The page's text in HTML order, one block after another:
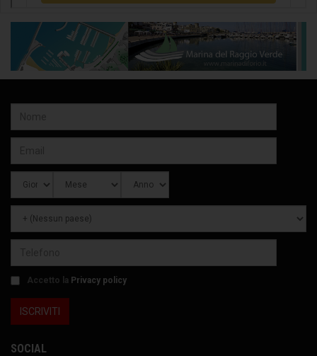
Accetto la Privacy policy
SOCIAL